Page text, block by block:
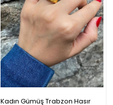
Kadın Gümüş Trabzon Hasır